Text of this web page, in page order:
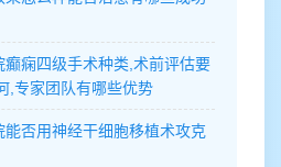
痫四级手术种类,术前评估要
,专家团队有哪些优势
否用神经干细胞移植术攻克